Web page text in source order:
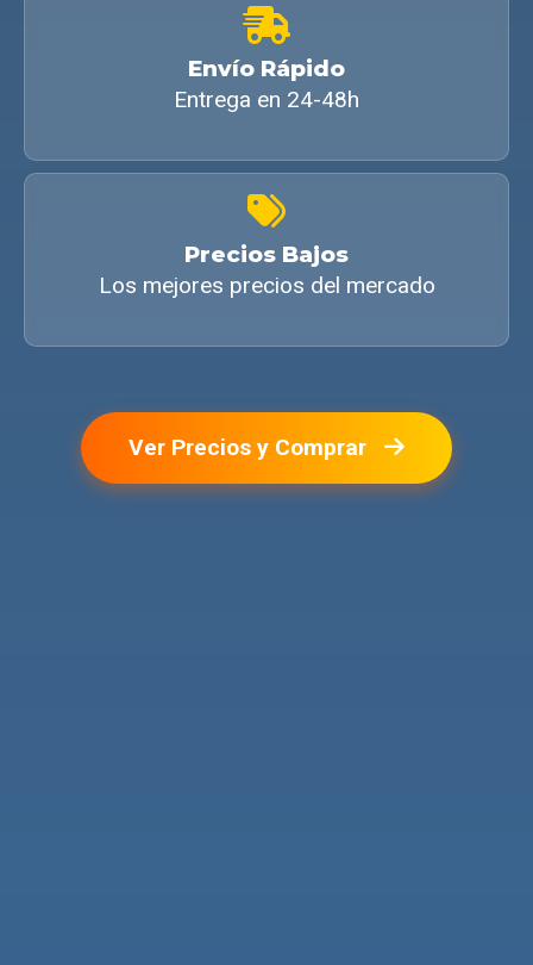
Envío Rápido
Entrega en 24-48h
Precios Bajos
Los mejores precios del mercado
Ver Precios y Comprar